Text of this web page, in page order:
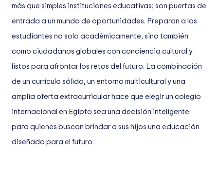
más que simples instituciones educativas; son puertas de
entrada a un mundo de oportunidades. Preparan a los
estudiantes no solo académicamente, sino también
como ciudadanos globales con conciencia cultural y
listos para afrontar los retos del futuro. La combinación
de un currículo sólido, un entorno multicultural y una
amplia oferta extracurricular hace que elegir un colegio
internacional en Egipto sea una decisión inteligente
para quienes buscan brindar a sus hijos una educación
diseñada para el futuro.